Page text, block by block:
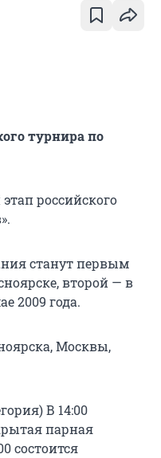
турнира по
российского
станут первым
второй — в
2009 года.
Москвы,
В 14:00
парная
состоится